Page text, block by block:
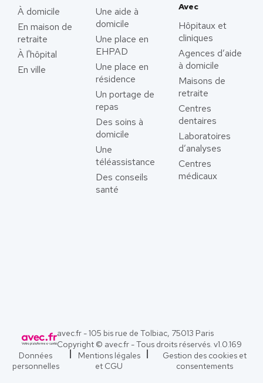
À domicile
En maison de
retraite
À l'hôpital
En ville
Une aide à
domicile
Une place en
EHPAD
Une place en
résidence
Un portage de
repas
Des soins à
domicile
Une
téléassistance
Des conseils
santé
Avec
Hôpitaux et
cliniques
Agences d’aide
à domicile
Maisons de
retraite
Centres
dentaires
Laboratoires
d’analyses
Centres
médicaux
avec.fr - 105 bis rue de Tolbiac, 75013 Paris
Copyright © avec.fr - Tous droits réservés. v1.0.169
Données
personnelles
Mentions légales
et CGU
Gestion des cookies et
consentements